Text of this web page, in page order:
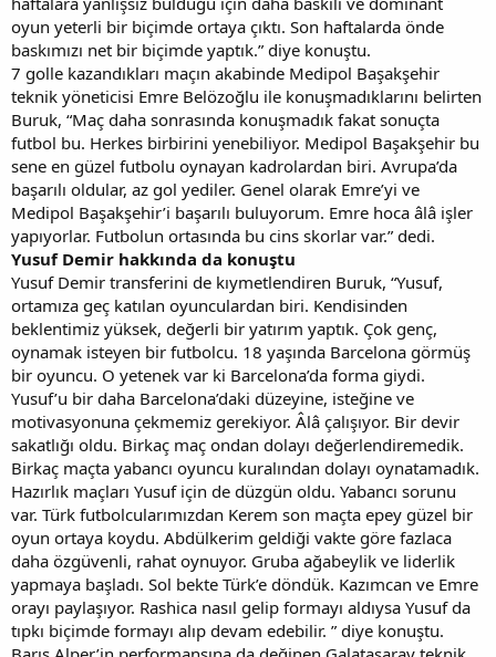
oyun yeterli bir biçimde ortaya çıktı. Son haftalarda önde
baskımızı net bir biçimde yaptık.” diye konuştu.
7 golle kazandıkları maçın akabinde Medipol Başakşehir
teknik yöneticisi Emre Belözoğlu ile konuşmadıklarını belirten
Buruk, “Maç daha sonrasında konuşmadık fakat sonuçta
futbol bu. Herkes birbirini yenebiliyor. Medipol Başakşehir bu
sene en güzel futbolu oynayan kadrolardan biri. Avrupa’da
başarılı oldular, az gol yediler. Genel olarak Emre’yi ve
Medipol Başakşehir’i başarılı buluyorum. Emre hoca âlâ işler
yapıyorlar. Futbolun ortasında bu cins skorlar var.” dedi.
Yusuf Demir hakkında da konuştu
Yusuf Demir transferini de kıymetlendiren Buruk, “Yusuf,
ortamıza geç katılan oyunculardan biri. Kendisinden
beklentimiz yüksek, değerli bir yatırım yaptık. Çok genç,
oynamak isteyen bir futbolcu. 18 yaşında Barcelona görmüş
bir oyuncu. O yetenek var ki Barcelona’da forma giydi.
Yusuf’u bir daha Barcelona’daki düzeyine, isteğine ve
motivasyonuna çekmemiz gerekiyor. Âlâ çalışıyor. Bir devir
sakatlığı oldu. Birkaç maç ondan dolayı değerlendiremedik.
Birkaç maçta yabancı oyuncu kuralından dolayı oynatamadık.
Hazırlık maçları Yusuf için de düzgün oldu. Yabancı sorunu
var. Türk futbolcularımızdan Kerem son maçta epey güzel bir
oyun ortaya koydu. Abdülkerim geldiği vakte göre fazlaca
daha özgüvenli, rahat oynuyor. Gruba ağabeylik ve liderlik
yapmaya başladı. Sol bekte Türk’e döndük. Kazımcan ve Emre
orayı paylaşıyor. Rashica nasıl gelip formayı aldıysa Yusuf da
tıpkı biçimde formayı alıp devam edebilir. ” diye konuştu.